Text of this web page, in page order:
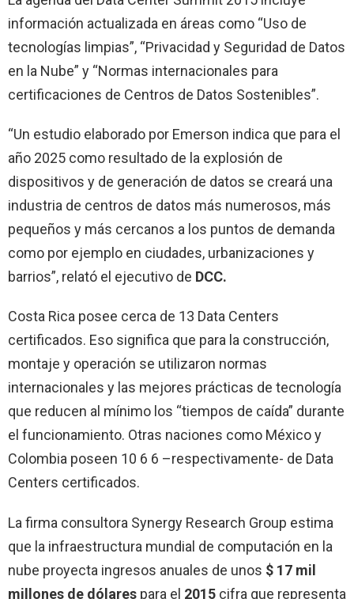
información actualizada en áreas como “Uso de
tecnologías limpias”, “Privacidad y Seguridad de Datos
en la Nube” y “Normas internacionales para
certificaciones de Centros de Datos Sostenibles”.
“Un estudio elaborado por Emerson indica que para el
año 2025 como resultado de la explosión de
dispositivos y de generación de datos se creará una
industria de centros de datos más numerosos, más
pequeños y más cercanos a los puntos de demanda
como por ejemplo en ciudades, urbanizaciones y
barrios”, relató el ejecutivo de DCC.
Costa Rica posee cerca de 13 Data Centers
certificados. Eso significa que para la construcción,
montaje y operación se utilizaron normas
internacionales y las mejores prácticas de tecnología
que reducen al mínimo los “tiempos de caída” durante
el funcionamiento. Otras naciones como México y
Colombia poseen 10 6 6 –respectivamente- de Data
Centers certificados.
La firma consultora Synergy Research Group estima
que la infraestructura mundial de computación en la
nube proyecta ingresos anuales de unos $ 17 mil
millones de dólares para el 2015 cifra que representa